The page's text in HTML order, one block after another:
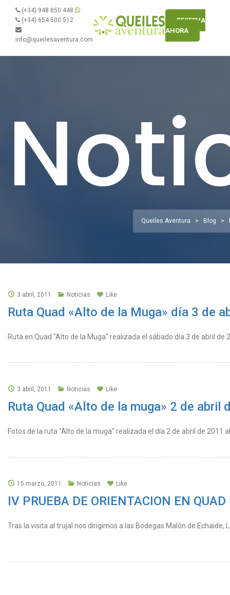
(+34) 948 850 448
(+34) 654 500 512
info@queilesaventura.com
RESERVA
AHORA
Queiles Aventura > Blog >
3 abril, 2011 Noticias Like
Ruta Quad «Alto de la Muga» día 3 de
Ruta en Quad "Alto de la Muga" realizada el sábado día 3 de abril de
3 abril, 2011 Noticias Like
Ruta Quad «Alto de la muga» 2 de abril
Fotos de la ruta "Alto de la muga" realizada el día 2 de abril de 2011
15 marzo, 2011 Noticias Like
IV PRUEBA DE ORIENTACION EN
Tras la visita al trujal nos dirigimos a las Bodegas Malón de